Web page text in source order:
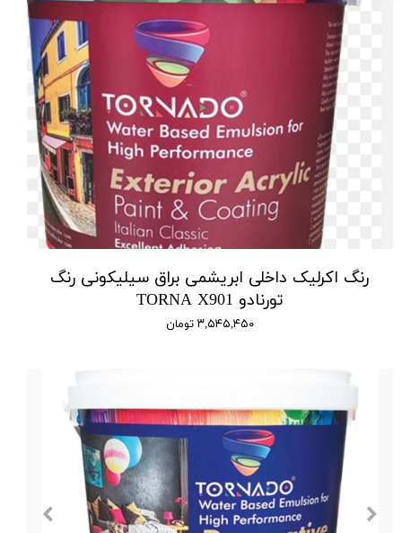
رنگ اکرلیک داخلی ابریشمی براق سیلیکونی رنگ
تورنادو TORNA X901
۳,۵۴۵,۴۵۰ تومان